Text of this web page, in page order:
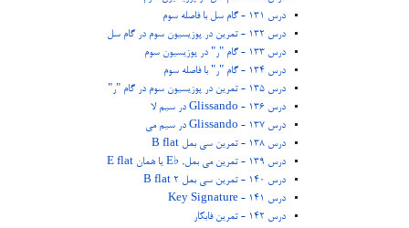
درس 131 - گام سل با فاصله سوم
درس 132 - تمرین در پوزیسیون سوم در گام سل
درس 133 - گام "ر" در پوزیسیون سوم
درس 134 - گام "ر" با فاصله سوم
درس 135 - تمرین در پوزیسیون سوم در گام "ر"
درس 136 - Glissando در سیم لا
درس 137 - Glissando در سیم می
درس 138 - تمرین سی بمل B flat
درس 139 - تمرین می بمل, ♭E یا همان E flat
درس 140 - تمرین سی بمل 2 B flat
درس 141 - Key Signature
درس 142 - تمرین فابکار